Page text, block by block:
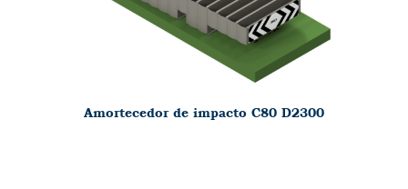
Amortecedor de impacto C80 D2300